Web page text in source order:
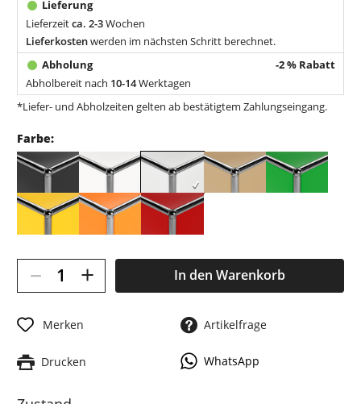
Lieferzeitca. 2-3Wochen
Lieferkostenwerden im nächsten Schritt berechnet.
-2 % Rabatt
Abholbereit nach 10-14Werktagen
*Liefer- und Abholzeiten gelten ab bestätigtem Zahlungseingang.
Farbe:
– + In den Warenkorb
Merken Artikelfrage
Drucken WhatsApp